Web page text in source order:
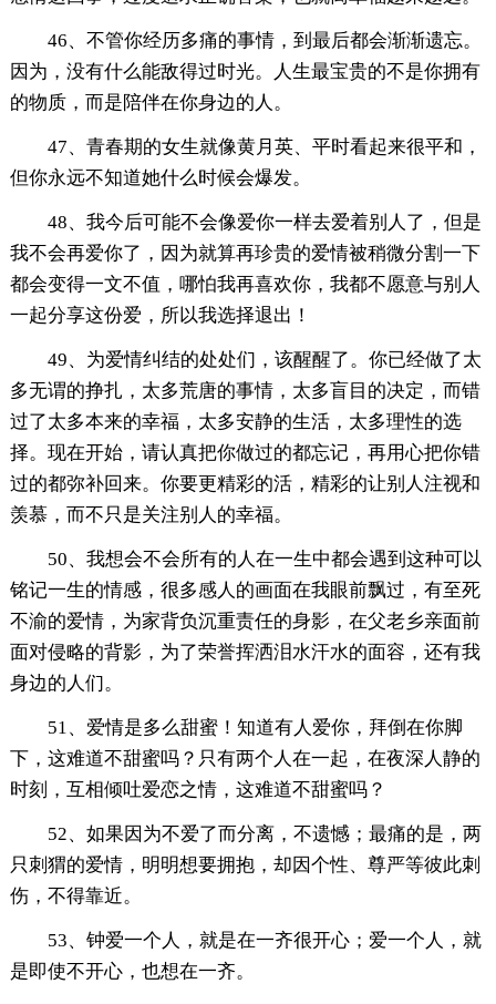
46、不管你经历多痛的事情，到最后都会渐渐遗忘。
因为，没有什么能敌得过时光。人生最宝贵的不是你拥有
的物质，而是陪伴在你身边的人。
47、青春期的女生就像黄月英、平时看起来很平和，
但你永远不知道她什么时候会爆发。
48、我今后可能不会像爱你一样去爱着别人了，但是
我不会再爱你了，因为就算再珍贵的爱情被稍微分割一下
都会变得一文不值，哪怕我再喜欢你，我都不愿意与别人
一起分享这份爱，所以我选择退出！
49、为爱情纠结的处处们，该醒醒了。你已经做了太
多无谓的挣扎，太多荒唐的事情，太多盲目的决定，而错
过了太多本来的幸福，太多安静的生活，太多理性的选
择。现在开始，请认真把你做过的都忘记，再用心把你错
过的都弥补回来。你要更精彩的活，精彩的让别人注视和
羡慕，而不只是关注别人的幸福。
50、我想会不会所有的人在一生中都会遇到这种可以
铭记一生的情感，很多感人的画面在我眼前飘过，有至死
不渝的爱情，为家背负沉重责任的身影，在父老乡亲面前
面对侵略的背影，为了荣誉挥洒泪水汗水的面容，还有我
身边的人们。
51、爱情是多么甜蜜！知道有人爱你，拜倒在你脚
下，这难道不甜蜜吗？只有两个人在一起，在夜深人静的
时刻，互相倾吐爱恋之情，这难道不甜蜜吗？
52、如果因为不爱了而分离，不遗憾；最痛的是，两
只刺猬的爱情，明明想要拥抱，却因个性、尊严等彼此刺
伤，不得靠近。
53、钟爱一个人，就是在一齐很开心；爱一个人，就
是即使不开心，也想在一齐。